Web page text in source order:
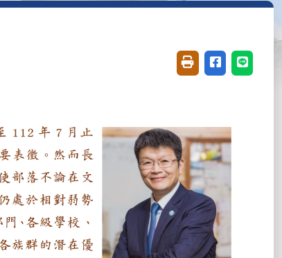
友善列印(開新視窗)
分享至臉書(
分享至